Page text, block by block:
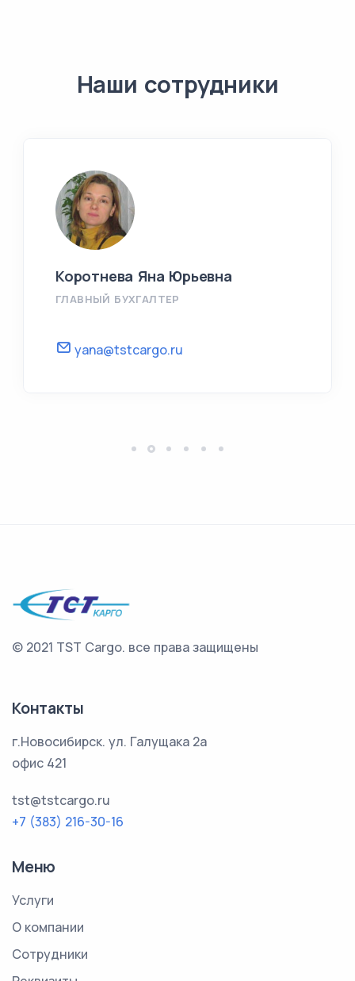
Наши сотрудники
Коротнева Яна Юрьевна
ГЛАВНЫЙ БУХГАЛТЕР
yana@tstcargo.ru
© 2021 TST Cargo. все права защищены
Контакты
г.Новосибирск. ул. Галущака 2а
офис 421
tst@tstcargo.ru
+7 (383) 216-30-16
Меню
Услуги
О компании
Сотрудники